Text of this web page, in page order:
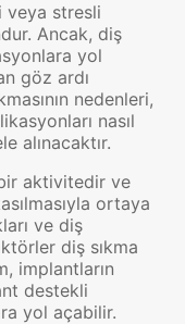
veya stresli
Ancak, diş
yol
göz ardı
nedenleri,
nasıl
alınacaktır.
aktivitedir ve
ortaya
ve diş
diş sıkma
implantların
destekli
yol açabilir.